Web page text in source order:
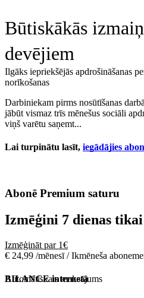
Būtiskākās
devējiem
Ilgāks iepriekšējās apdrošināšanas
norīkošanas
Darbiniekam pirms nosūtīšanas
jābūt vismaz trīs mēnešus sociāli
viņš varētu saņemt...
Lai turpinātu lasīt, iegādājies
Abonē Premium saturu
Izmēģini 7 dienas
Izmēģināt par 1€
€ 24,99 /mēnesī / Ikmēneša
Automātiskais maksājums
BILANCE internetā